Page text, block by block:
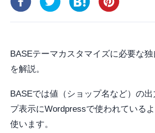
BASEテーマカスタマイズに必要な
を解説。
BASEでは値（ショップ名など）の
プ表示にWordpressで使われている
使います。